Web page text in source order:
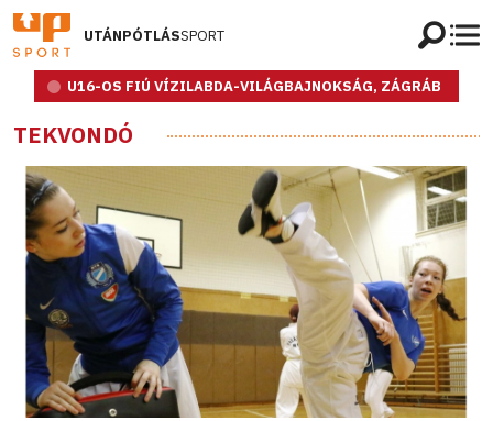
UTÁNPÓTLÁSSPORT
U16-OS FIÚ VÍZILABDA-VILÁGBAJNOKSÁG, ZÁGRÁB
TEKVONDÓ